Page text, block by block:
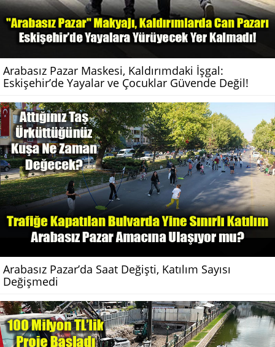
Arabasız Pazar Maskesi, Kaldırımdaki İşgal:
Eskişehir’de Yayalar ve Çocuklar Güvende Değil!
Arabasız Pazar’da Saat Değişti, Katılım Sayısı
Değişmedi